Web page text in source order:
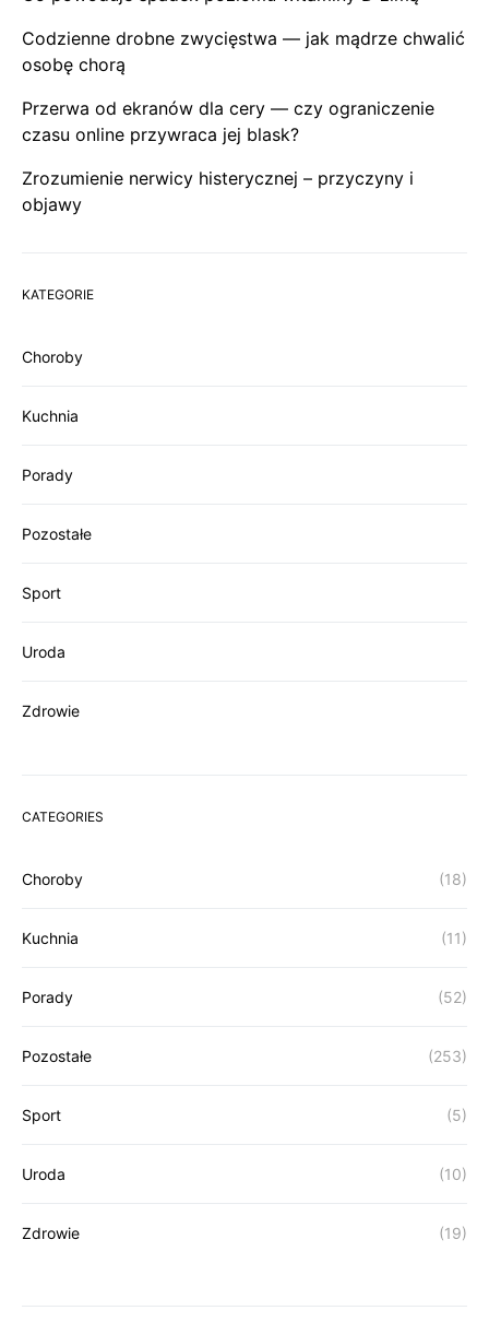
Codzienne drobne zwycięstwa — jak mądrze chwalić
osobę chorą
Przerwa od ekranów dla cery — czy ograniczenie
czasu online przywraca jej blask?
Zrozumienie nerwicy histerycznej – przyczyny i
objawy
KATEGORIE
Choroby
Kuchnia
Porady
Pozostałe
Sport
Uroda
Zdrowie
CATEGORIES
Choroby (18)
Kuchnia (11)
Porady (52)
Pozostałe (253)
Sport (5)
Uroda (10)
Zdrowie (19)